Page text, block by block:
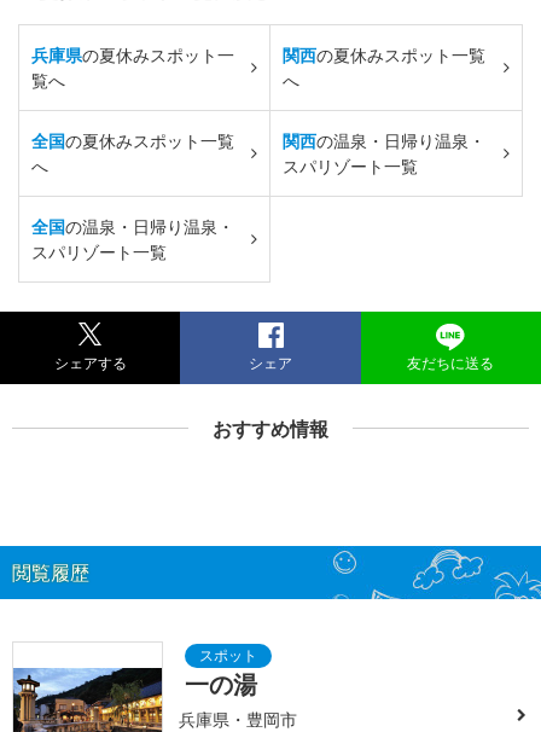
兵庫県の夏休みスポット一
覧へ
関西の夏休みスポット一覧
へ
全国の夏休みスポット一覧
へ
関西の温泉・日帰り温泉・
スパリゾート一覧
全国の温泉・日帰り温泉・
スパリゾート一覧
シェアする シェア 友だちに送る
おすすめ情報
閲覧履歴
一の湯
兵庫県・豊岡市